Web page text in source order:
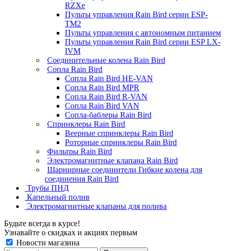
RZXe
Пульты управления Rain Bird серии ESP-
TM2
Пульты управления с автономным питанием
Пульты управления Rain Bird серии ESP LX-
IVM
Соединительные колена Rain Bird
Сопла Rain Bird
Сопла Rain Bird HE-VAN
Сопла Rain Bird MPR
Сопла Rain Bird R-VAN
Сопла Rain Bird VAN
Сопла-баблеры Rain Bird
Спринклеры Rain Bird
Веерные спринклеры Rain Bird
Роторные спринклеры Rain Bird
Фильтры Rain Bird
Электромагнитные клапана Rain Bird
Шарнирные соединители Гибкие колена для
соединения Rain Bird
Трубы ПНД
Капельный полив
Электромагнитные клапаны для полива
Будьте всегда в курсе!
Узнавайте о скидках и акциях первым
Новости магазина